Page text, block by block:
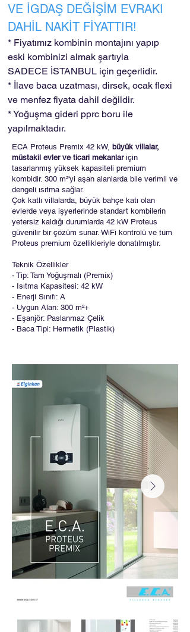
VE İGDAŞ DEĞİŞİM EVRAKI
DAHİL NAKİT FİYATTIR!
* Fiyatımız kombinin montajını yapıp
eski kombinizi almak şartıyla
SADECE İSTANBUL için geçerlidir.
* İlave baca uzatması, dirsek, ocak flexi
ve menfez fiyata dahil değildir.
* Yoğuşma gideri pprc boru ile
yapılmaktadır.
ECA Proteus Premix 42 kW, büyük villalar,
müstakil evler ve ticari mekanlariçin
tasarlanmış yüksek kapasiteli premium
kombidir. 300 m²'yi aşan alanlarda bile verimli ve
dengeli ısıtma sağlar.
Çok katlı villalarda, büyük bahçe katı olan
evlerde veya işyerlerinde standart kombilerin
yetersiz kaldığı durumlarda 42 kW Proteus
güvenilir bir çözüm sunar. WiFi kontrolü ve tüm
Proteus premium özellikleriyle donatılmıştır.
Teknik Özellikler
- Tip: Tam Yoğuşmalı (Premix)
- Isıtma Kapasitesi: 42 kW
- Enerji Sınıfı: A
- Uygun Alan: 300 m²+
- Eşanjör: Paslanmaz Çelik
- Baca Tipi: Hermetik (Plastik)